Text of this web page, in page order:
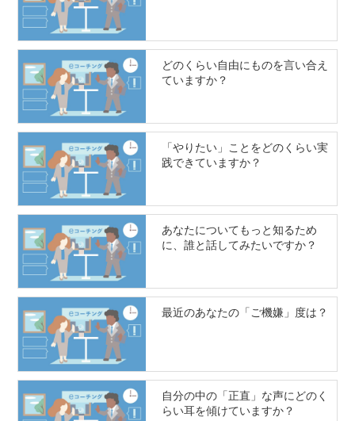
どのくらい自由にものを言い合え
ていますか？
「やりたい」ことをどのくらい実
践できていますか？
あなたについてもっと知るため
に、誰と話してみたいですか？
最近のあなたの「ご機嫌」度は？
自分の中の「正直」な声にどのく
らい耳を傾けていますか？